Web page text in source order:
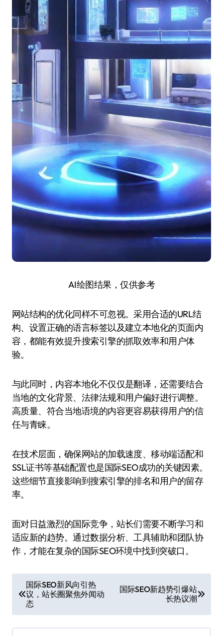
AI绘图结果，仅供参考
网站结构的优化同样不可忽视。采用合适的URL结
构、设置正确的语言标签以及建立本地化的页面内
容，都能有效提升搜索引擎的抓取效率和用户体
验。
与此同时，内容本地化不仅仅是翻译，还需要结合
当地的文化背景、法律法规和用户偏好进行调整。
高质量、符合当地语境的内容更容易获得用户的信
任与青睐。
在技术层面，确保网站的加载速度、移动端适配和
SSL证书等基础配置也是国际SEO成功的关键因素。
这些细节直接影响到搜索引擎的排名和用户的留存
率。
面对日益激烈的国际竞争，站长们需要不断学习和
适应新的趋势。通过数据分析、工具辅助和团队协
作，才能在复杂的国际SEO环境中找到突破口。
章
导
航
国际SEO新风向引热
议，站长圈聚焦外闻动
态
国际SEO新趋势引爆站
长热议潮